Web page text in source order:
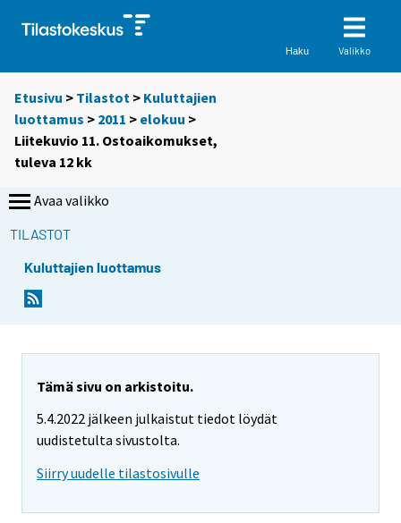
Haku Valikko
Etusivu > Tilastot > Kuluttajien
luottamus > 2011 > elokuu >
Liitekuvio 11. Ostoaikomukset,
tuleva 12 kk
Avaa valikko
TILASTOT
Kuluttajien luottamus
Tämä sivu on arkistoitu.
5.4.2022 jälkeen julkaistut tiedot löydät
uudistetulta sivustolta.
Siirry uudelle tilastosivulle